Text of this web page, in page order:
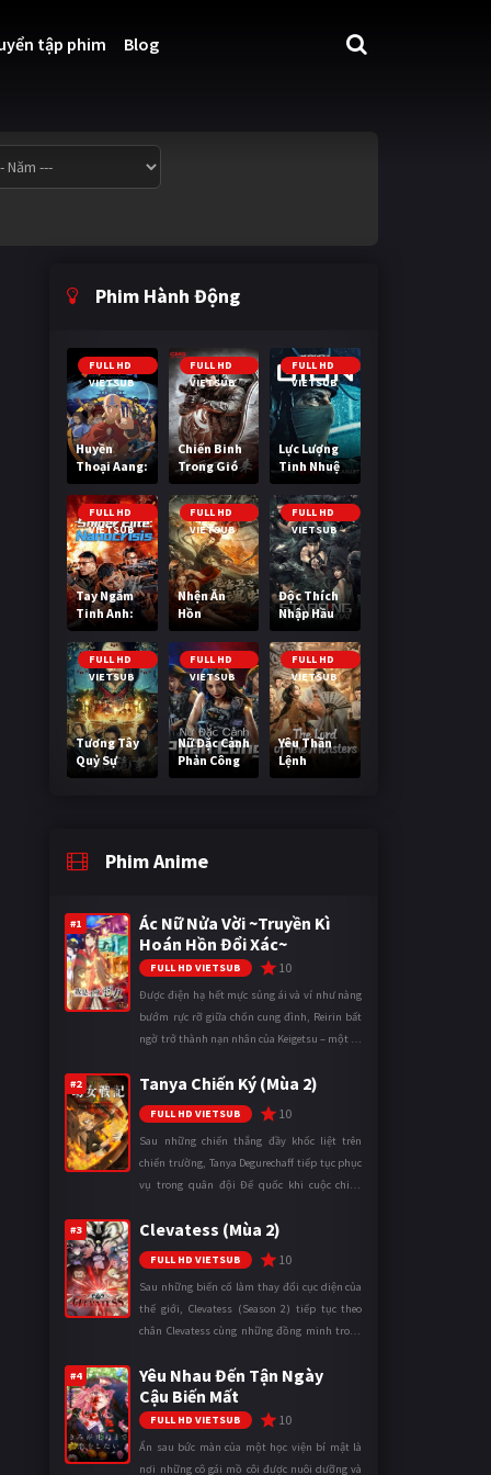
tập phim Blog
Phim Hành Động
FULL HD
VIETSUB
Huyền
Thoại Aang:
Tiết Khí Sư
Cuối Cùng
FULL HD
VIETSUB
Chiến Binh
Trong Gió
FULL HD
VIETSUB
Lực Lượng
Tinh Nhuệ
FULL HD
VIETSUB
Tay Ngắm
Tinh Anh:
Nguy Cơ
Nano
FULL HD
VIETSUB
Nhện Ăn
Hồn
FULL HD
VIETSUB
Độc Thích
Nhập Hầu
FULL HD
VIETSUB
Tương Tây
Quỷ Sự
FULL HD
VIETSUB
Nữ Đặc Cảnh
Phản Công
FULL HD
VIETSUB
Yêu Thần
Lệnh
Phim Anime
#1
Ác Nữ Nửa Vời ~Truyền Kì
Hoán Hồn Đổi Xác~
FULL HD VIETSUB 10
Được điện hạ hết mực sủng ái và ví như nàng
bướm rực rỡ giữa chốn cung đình, Reirin bất
ngờ trở thành nạn nhân của Keigetsu – một kẻ
thuật để hoán đổi th ...
#2 Tanya Chiến Ký (Mùa 2)
FULL HD VIETSUB 10
Sau những chiến thắng đầy khốc liệt trên
chiến trường, Tanya Degurechaff tiếp tục phục
vụ trong quân đội Đế quốc khi cuộc chiến
mặt trận. Dù sở hữu tài năn ...
#3 Clevatess (Mùa 2)
FULL HD VIETSUB 10
Sau những biến cố làm thay đổi cục diện của
thế giới, Clevatess (Season 2) tiếp tục theo
chân Clevatess cùng những đồng minh trong
loại đến bờ vực diệ ...
#4
Yêu Nhau Đến Tận Ngày
Cậu Biến Mất
FULL HD VIETSUB 10
Ẩn sau bức màn của một học viện bí mật là
nơi những cô gái mồ côi được nuôi dưỡng và